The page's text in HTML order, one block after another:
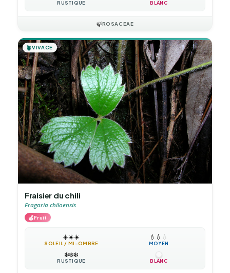
RUSTIQUE BLANC
🍃ROSACEAE
🪴VIVACE
Fraisier du chili
Fragaria chiloensis
🍎Fruit
☀️☀️☀️
SOLEIL / MI-OMBRE
💧 💧 💧
MOYEN
❄️❄️❄️
RUSTIQUE BLANC